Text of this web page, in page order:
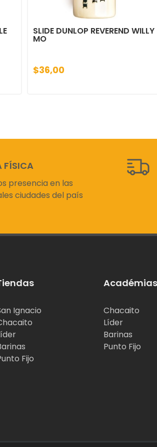
SLIDE DUNLOP REVEREND WILLY
MO
$36,00
FÍSICA
presencia en las
ciudades del país
Ignacio
Fijo
Académias
Chacaito
Líder
Barinas
Punto Fijo